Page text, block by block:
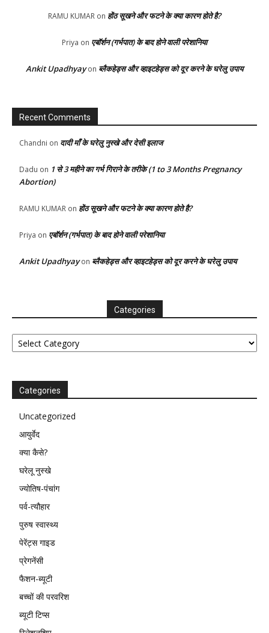
RAMU KUMAR on होंठ सूखने और फटने के क्या कारण होते है?
Priya on एबॉर्शन (गर्भपात) के बाद होने वाली परेशानिया
Ankit Upadhyayon ब्लैकहेड्स और व्हाइटहेड्स को दूर करने के घरेलु उपाय
Recent Comments
Chandni on दादी माँ के घरेलु नुस्खे और देसी इलाज
Dadu on 1 से 3 महीने का गर्भ गिराने के तरीके (1 to 3 Months Pregnancy
Abortion)
RAMU KUMAR on होंठ सूखने और फटने के क्या कारण होते है?
Priya on एबॉर्शन (गर्भपात) के बाद होने वाली परेशानिया
Ankit Upadhyayon ब्लैकहेड्स और व्हाइटहेड्स को दूर करने के घरेलु उपाय
Categories
Categories
Categories
Uncategorized
आयुर्वेद
क्या कैसे?
घरेलू नुस्खे
ज्योतिष-पंचांग
पर्व-त्यौहार
पुरुष स्वास्थ्य
पेरेंट्स गाइड
प्रेगनेंसी
फैशन-ब्यूटी
बच्चों की परवरिश
ब्यूटी टिप्स